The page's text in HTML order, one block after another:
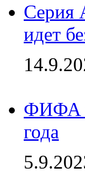
Серия
идет
ФИФА
года